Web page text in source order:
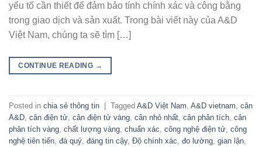
yếu tố cần thiết để đảm bảo tính chính xác và công bằng
trong giao dịch và sản xuất. Trong bài viết này của A&D
Việt Nam, chúng ta sẽ tìm […]
CONTINUE READING →
Posted in chia sẻ thông tin | Tagged A&D Việt Nam A&D vietnam cân
A&D cân điện tử cân điện tử vàng cân nhỏ nhất cân phân tích cân
phân tích vàng chất lượng vàng chuẩn xác công nghệ điện tử công
nghệ tiên tiến đá quý đáng tin cậy, Độ chính xác đo lường gian lận